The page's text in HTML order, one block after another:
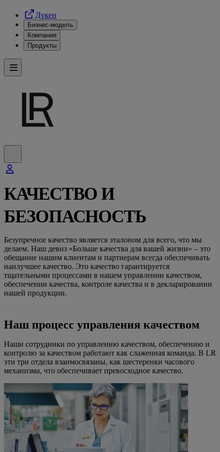
Дүкен
Бизнес-модель
Компания
Продукты
КАЧЕСТВО И
БЕЗОПАСНОСТЬ
Безупречное качество является эталоном для всего, что мы
делаем. Наш девиз «Больше качества для вашей жизни» – это
обещание нашим клиентам и партнерам всегда обеспечивать
наилучшее качество. Это качество гарантируется
тщательными процессами в нашем управлении качеством,
обеспечении качества, контроле качества и в декларировании
нашей продукции.
Наш процесс управления качеством
Наши сотрудники по управлению качеством, обеспечению и
контролю за качеством работают как слаженная команда. В LR
эти три отдела взаимосвязаны, как шестеренки часового
механизма, что обеспечивает превосходное качество.